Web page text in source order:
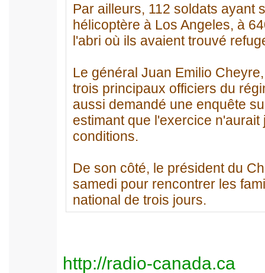
Par ailleurs, 112 soldats ayant
hélicoptère à Los Angeles, à
l'abri où ils avaient trouvé
Le général Juan Emilio
trois principaux officiers du
aussi demandé une enquête
estimant que l'exercice
conditions.
De son côté, le président du
samedi pour rencontrer les
national de trois jours.
http://radio-canada.ca